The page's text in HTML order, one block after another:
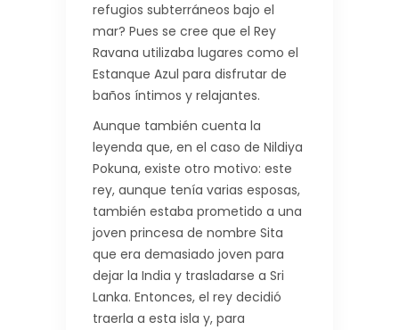
refugios subterráneos bajo el
mar? Pues se cree que el Rey
Ravana utilizaba lugares como el
Estanque Azul para disfrutar de
baños íntimos y relajantes.
Aunque también cuenta la
leyenda que, en el caso de Nildiya
Pokuna, existe otro motivo: este
rey, aunque tenía varias esposas,
también estaba prometido a una
joven princesa de nombre Sita
que era demasiado joven para
dejar la India y trasladarse a Sri
Lanka. Entonces, el rey decidió
traerla a esta isla y, para